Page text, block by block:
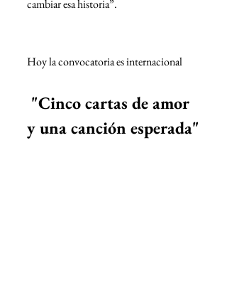
cambiar esa historia”.
Hoy la convocatoria es internacional
y una canción esperada"